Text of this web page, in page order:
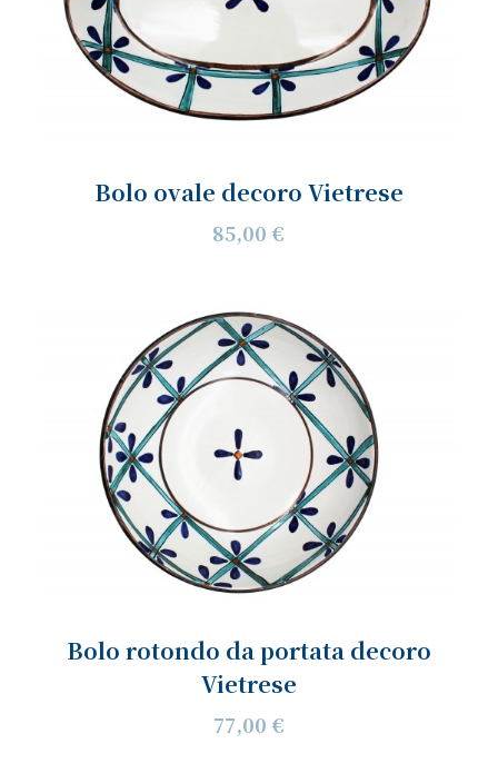
Bolo ovale decoro Vietrese
85,00 €
Bolo rotondo da portata decoro
Vietrese
77,00 €